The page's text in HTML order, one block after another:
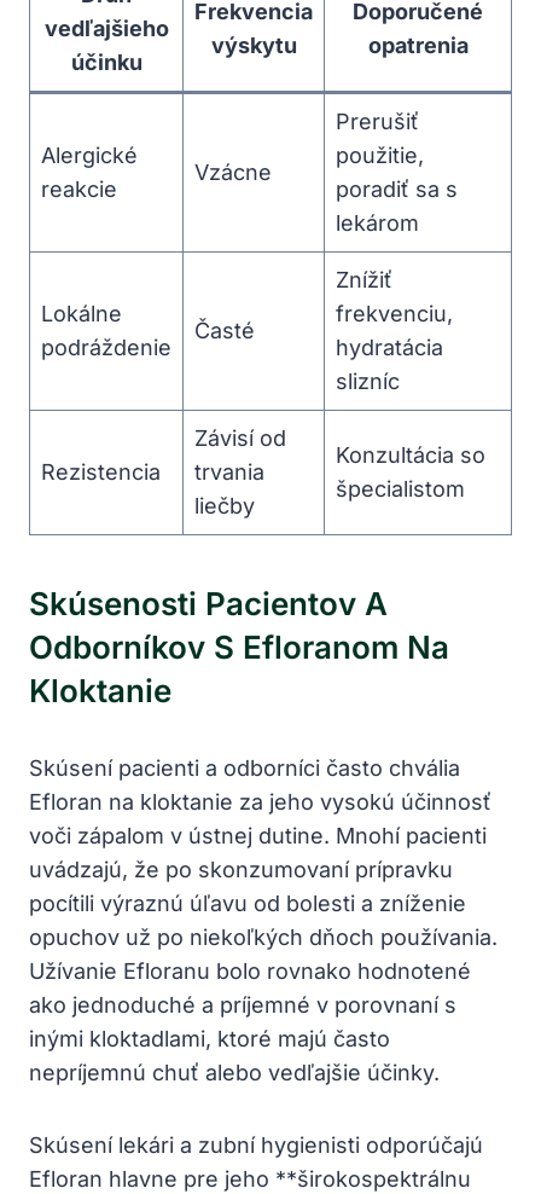
vedľajšieho
účinku
Frekvencia
výskytu
Doporučené
opatrenia
Alergické
reakcie
Vzácne
Prerušiť
použitie,
poradiť sa s
lekárom
Lokálne
podráždenie
Časté
Znížiť
frekvenciu,
hydratácia
slizníc
Rezistencia
Závisí od
trvania
liečby
Konzultácia so
špecialistom
Skúsenosti Pacientov A
Odborníkov S Efloranom Na
Kloktanie
Skúsení pacienti a odborníci často chvália
Efloran na kloktanie za jeho vysokú účinnosť
voči zápalom v ústnej dutine. Mnohí pacienti
uvádzajú, že po skonzumovaní prípravku
pocítili výraznú úľavu od bolesti a zníženie
opuchov už po niekoľkých dňoch používania.
Užívanie Efloranu bolo rovnako hodnotené
ako jednoduché a príjemné v porovnaní s
inými kloktadlami, ktoré majú často
nepríjemnú chuť alebo vedľajšie účinky.
Skúsení lekári a zubní hygienisti odporúčajú
Efloran hlavne pre jeho **širokospektrálnu